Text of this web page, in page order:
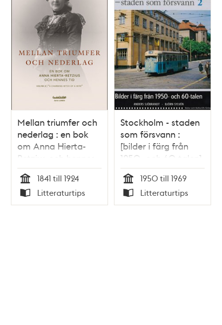
Mellan triumfer och
nederlag : en bok
om Anna Hierta-
Retzius och hennes
tid. Volym 2. "A
charming bitch of a
wife" / Gerda
Helena Lindskog
Tid
1841 till 1924
Typ
Litteraturtips
Stockholm - staden
som försvann :
[bilder i färg från
1950- och 60-talen].
2 / Anders
Sjöbrandt, Björn
Sylvén
Tid
1950 till 1969
Typ
Litteraturtips